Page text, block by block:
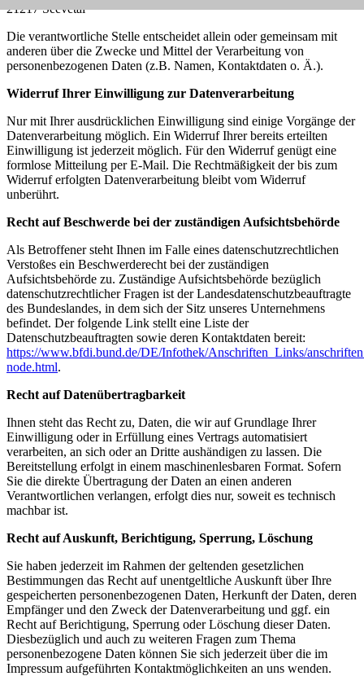
21217 Seevetal
Die verantwortliche Stelle entscheidet allein oder gemeinsam mit
anderen über die Zwecke und Mittel der Verarbeitung von
personenbezogenen Daten (z.B. Namen, Kontaktdaten o. Ä.).
Widerruf Ihrer Einwilligung zur Datenverarbeitung
Nur mit Ihrer ausdrücklichen Einwilligung sind einige Vorgänge der
Datenverarbeitung möglich. Ein Widerruf Ihrer bereits erteilten
Einwilligung ist jederzeit möglich. Für den Widerruf genügt eine
formlose Mitteilung per E-Mail. Die Rechtmäßigkeit der bis zum
Widerruf erfolgten Datenverarbeitung bleibt vom Widerruf
unberührt.
Recht auf Beschwerde bei der zuständigen Aufsichtsbehörde
Als Betroffener steht Ihnen im Falle eines datenschutzrechtlichen
Verstoßes ein Beschwerderecht bei der zuständigen
Aufsichtsbehörde zu. Zuständige Aufsichtsbehörde bezüglich
datenschutzrechtlicher Fragen ist der Landesdatenschutzbeauftragte
des Bundeslandes, in dem sich der Sitz unseres Unternehmens
befindet. Der folgende Link stellt eine Liste der
Datenschutzbeauftragten sowie deren Kontaktdaten bereit:
https://www.bfdi.bund.de/DE/Infothek/Anschriften_Links/
node.html.
Recht auf Datenübertragbarkeit
Ihnen steht das Recht zu, Daten, die wir auf Grundlage Ihrer
Einwilligung oder in Erfüllung eines Vertrags automatisiert
verarbeiten, an sich oder an Dritte aushändigen zu lassen. Die
Bereitstellung erfolgt in einem maschinenlesbaren Format. Sofern
Sie die direkte Übertragung der Daten an einen anderen
Verantwortlichen verlangen, erfolgt dies nur, soweit es technisch
machbar ist.
Recht auf Auskunft, Berichtigung, Sperrung, Löschung
Sie haben jederzeit im Rahmen der geltenden gesetzlichen
Bestimmungen das Recht auf unentgeltliche Auskunft über Ihre
gespeicherten personenbezogenen Daten, Herkunft der Daten, deren
Empfänger und den Zweck der Datenverarbeitung und ggf. ein
Recht auf Berichtigung, Sperrung oder Löschung dieser Daten.
Diesbezüglich und auch zu weiteren Fragen zum Thema
personenbezogene Daten können Sie sich jederzeit über die im
Impressum aufgeführten Kontaktmöglichkeiten an uns wenden.